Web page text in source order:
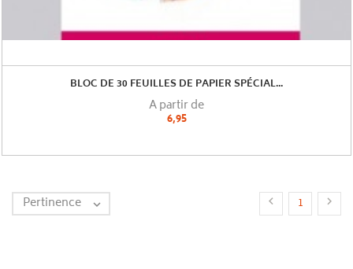
BLOC DE 30 FEUILLES DE PAPIER SPÉCIAL...
A partir de
6,95
Pertinence   1 